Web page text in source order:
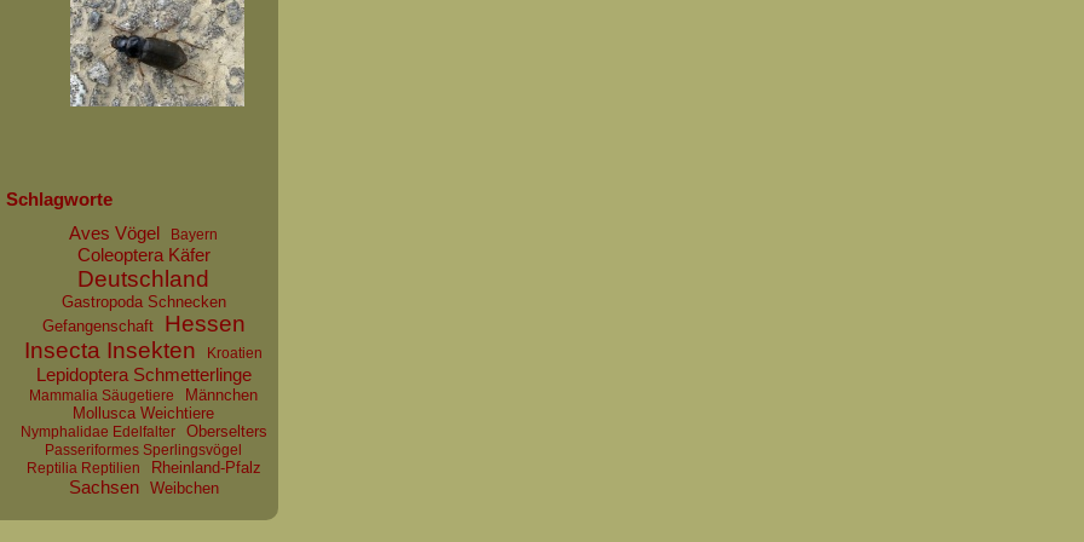
Schlagworte
Aves Vögel
Bayern
Coleoptera Käfer
Deutschland
Gastropoda Schnecken
Gefangenschaft
Hessen
Insecta Insekten
Kroatien
Lepidoptera Schmetterlinge
Mammalia Säugetiere
Männchen
Mollusca Weichtiere
Nymphalidae Edelfalter Oberselters
Passeriformes Sperlingsvögel
Reptilia Reptilien
Rheinland-Pfalz
Sachsen Weibchen